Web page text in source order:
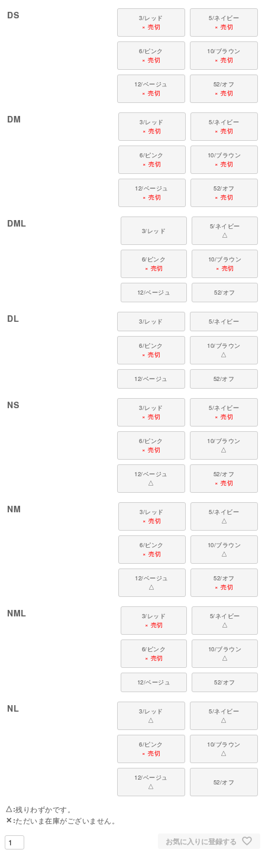
DS
3/レッド
× 売切
5/ネイビー
× 売切
6/ピンク
× 売切
10/ブラウン
× 売切
12/ベージュ
× 売切
52/オフ
× 売切
DM
3/レッド
× 売切
5/ネイビー
× 売切
6/ピンク
× 売切
10/ブラウン
× 売切
12/ベージュ
× 売切
52/オフ
× 売切
DML
3/レッド
5/ネイビー
△
6/ピンク
× 売切
10/ブラウン
× 売切
12/ベージュ 52/オフ
DL 3/レッド 5/ネイビー
6/ピンク
× 売切
10/ブラウン
△
12/ベージュ 52/オフ
NS
3/レッド
× 売切
5/ネイビー
× 売切
6/ピンク
× 売切
10/ブラウン
△
12/ベージュ
△
52/オフ
× 売切
NM
3/レッド
× 売切
5/ネイビー
△
6/ピンク
× 売切
10/ブラウン
△
12/ベージュ
△
52/オフ
× 売切
NML
3/レッド
× 売切
5/ネイビー
△
6/ピンク
× 売切
10/ブラウン
△
12/ベージュ 52/オフ
NL
3/レッド
△
5/ネイビー
△
6/ピンク
× 売切
10/ブラウン
△
12/ベージュ
△
52/オフ
△ 残りわずかです。
✕ ただいま在庫がございません。
お気に入りに登録する